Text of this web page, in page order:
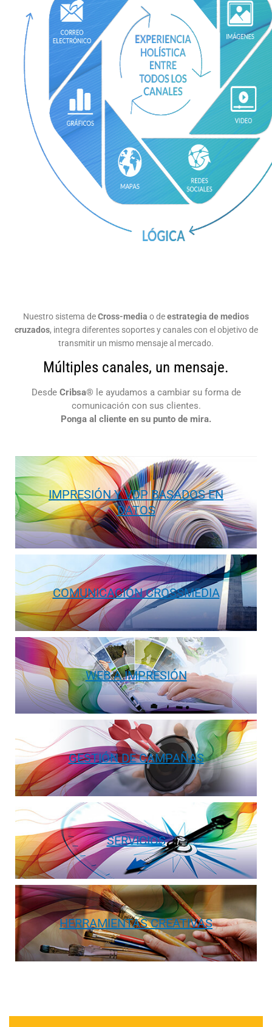
Nuestro sistema deCross-media o deestrategia de medios
cruzados, integra diferentes soportes y canales con el objetivo de
transmitir un mismo mensaje al mercado.
Múltiples canales, un mensaje.
Desde Cribsa® le ayudamos a cambiar su forma de
comunicación con sus clientes.
Ponga al cliente en su punto de mira.
IMPRESIÓN Y VDP BASADOS EN
DATOS
COMUNICACIÓN CROSSMEDIA
WEB A IMPRESIÓN
GESTIÓN DE CAMPAÑAS
SERVICIOS
HERRAMIENTAS CREATIVAS